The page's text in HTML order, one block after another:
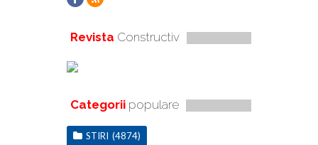
Revista Constructiv
Categorii populare
STIRI (4874)